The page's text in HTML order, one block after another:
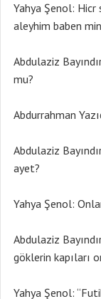
Yahya Şenol: Hicr
aleyhim baben
Abdulaziz
mu?
Abdurrahman
Abdulaziz
ayet?
Yahya Şenol:
Abdulaziz
göklerin kapıları
Yahya Şenol: